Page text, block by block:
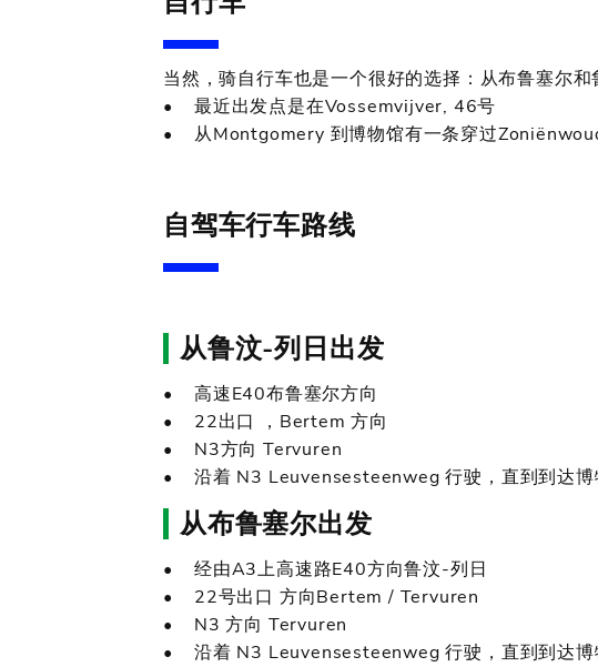
当然，骑自行车也是一个很好的选择：从布鲁塞尔
• 最近出发点是在Vossemvijver, 46号
• 从Montgomery 到博物馆有一条穿过
自驾车行车路线
从鲁汶-列日出发
• 高速E40布鲁塞尔方向
• 22出口 ，Bertem 方向
• N3方向 Tervuren
• 沿着 N3 Leuvensesteenweg 行驶，直到到达博
从布鲁塞尔出发
• 经由A3上高速路E40方向鲁汶-列日
• 22号出口 方向Bertem / Tervuren
• N3 方向 Tervuren
• 沿着 N3 Leuvensesteenweg 行驶，直到到达博